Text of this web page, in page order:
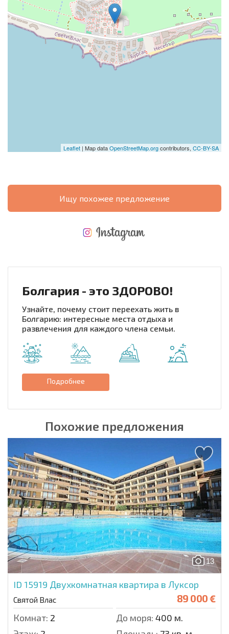
Leaflet | Map dataOpenStreetMap.orgcontributors, CC-BY-SA
Ищу похожее предложение
Болгария - это ЗДОРОВО!
Узнайте, почему стоит переехать жить в
Болгарию: интересные места отдыха и
развлечения для каждого члена семьи.
Подробнее
Похожие предложения
13
ID 15919 Двухкомнатная квартира в Луксор
Святой Влас 89 000 €
Комнат: 2 До моря: 400 м.